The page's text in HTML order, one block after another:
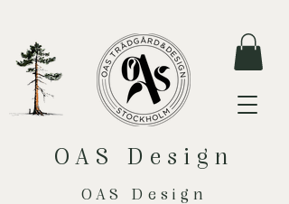
OAS Design
OAS Design